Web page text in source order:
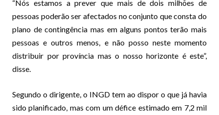
“Nós estamos a prever que mais de dois milhões de
pessoas poderão ser afectados no conjunto que consta do
plano de contingência mas em alguns pontos terão mais
pessoas e outros menos, e não posso neste momento
distribuir por província mas o nosso horizonte é este”,
disse.
Segundo o dirigente, o INGD tem ao dispor o que já havia
sido planificado, mas com um défice estimado em 7,2 mil